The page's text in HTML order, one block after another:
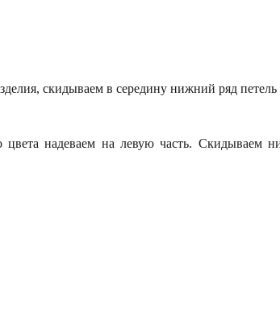
скидываем в середину нижний ряд петель
надеваем на левую часть. Скидываем